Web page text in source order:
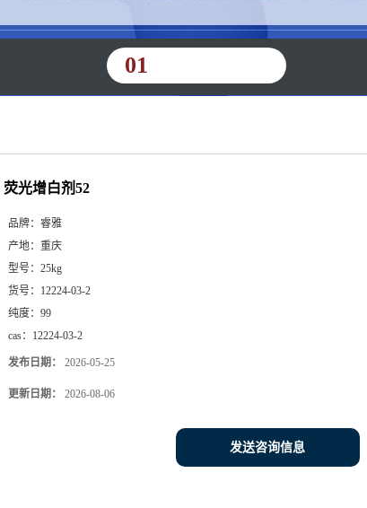
01
荧光增白剂52
品牌： 睿雅
产地： 重庆
型号： 25kg
货号： 12224-03-2
纯度： 99
cas： 12224-03-2
发布日期： 2026-05-25
更新日期： 2026-08-06
发送咨询信息